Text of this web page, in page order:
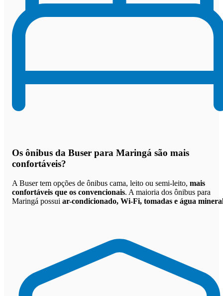
Os ônibus da Buser para Maringá são mais
confortáveis?
A Buser tem opções de ônibus cama, leito ou semi-leito, mais
confortáveis que os convencionais. A maioria dos ônibus para
Maringá possui ar-condicionado, Wi-Fi, tomadas e água